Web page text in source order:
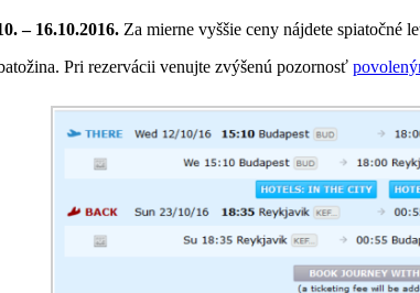
– 16.10.2016. Za mierne vyššie ceny nájdete spiatočné
Pri rezervácii venujte zvýšenú pozornosť